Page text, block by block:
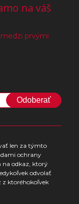
na váš
prvými
Odoberať
len za týmto
ochrany
na odkaz, ktorý
odvolať
z ktoréhokoľvek